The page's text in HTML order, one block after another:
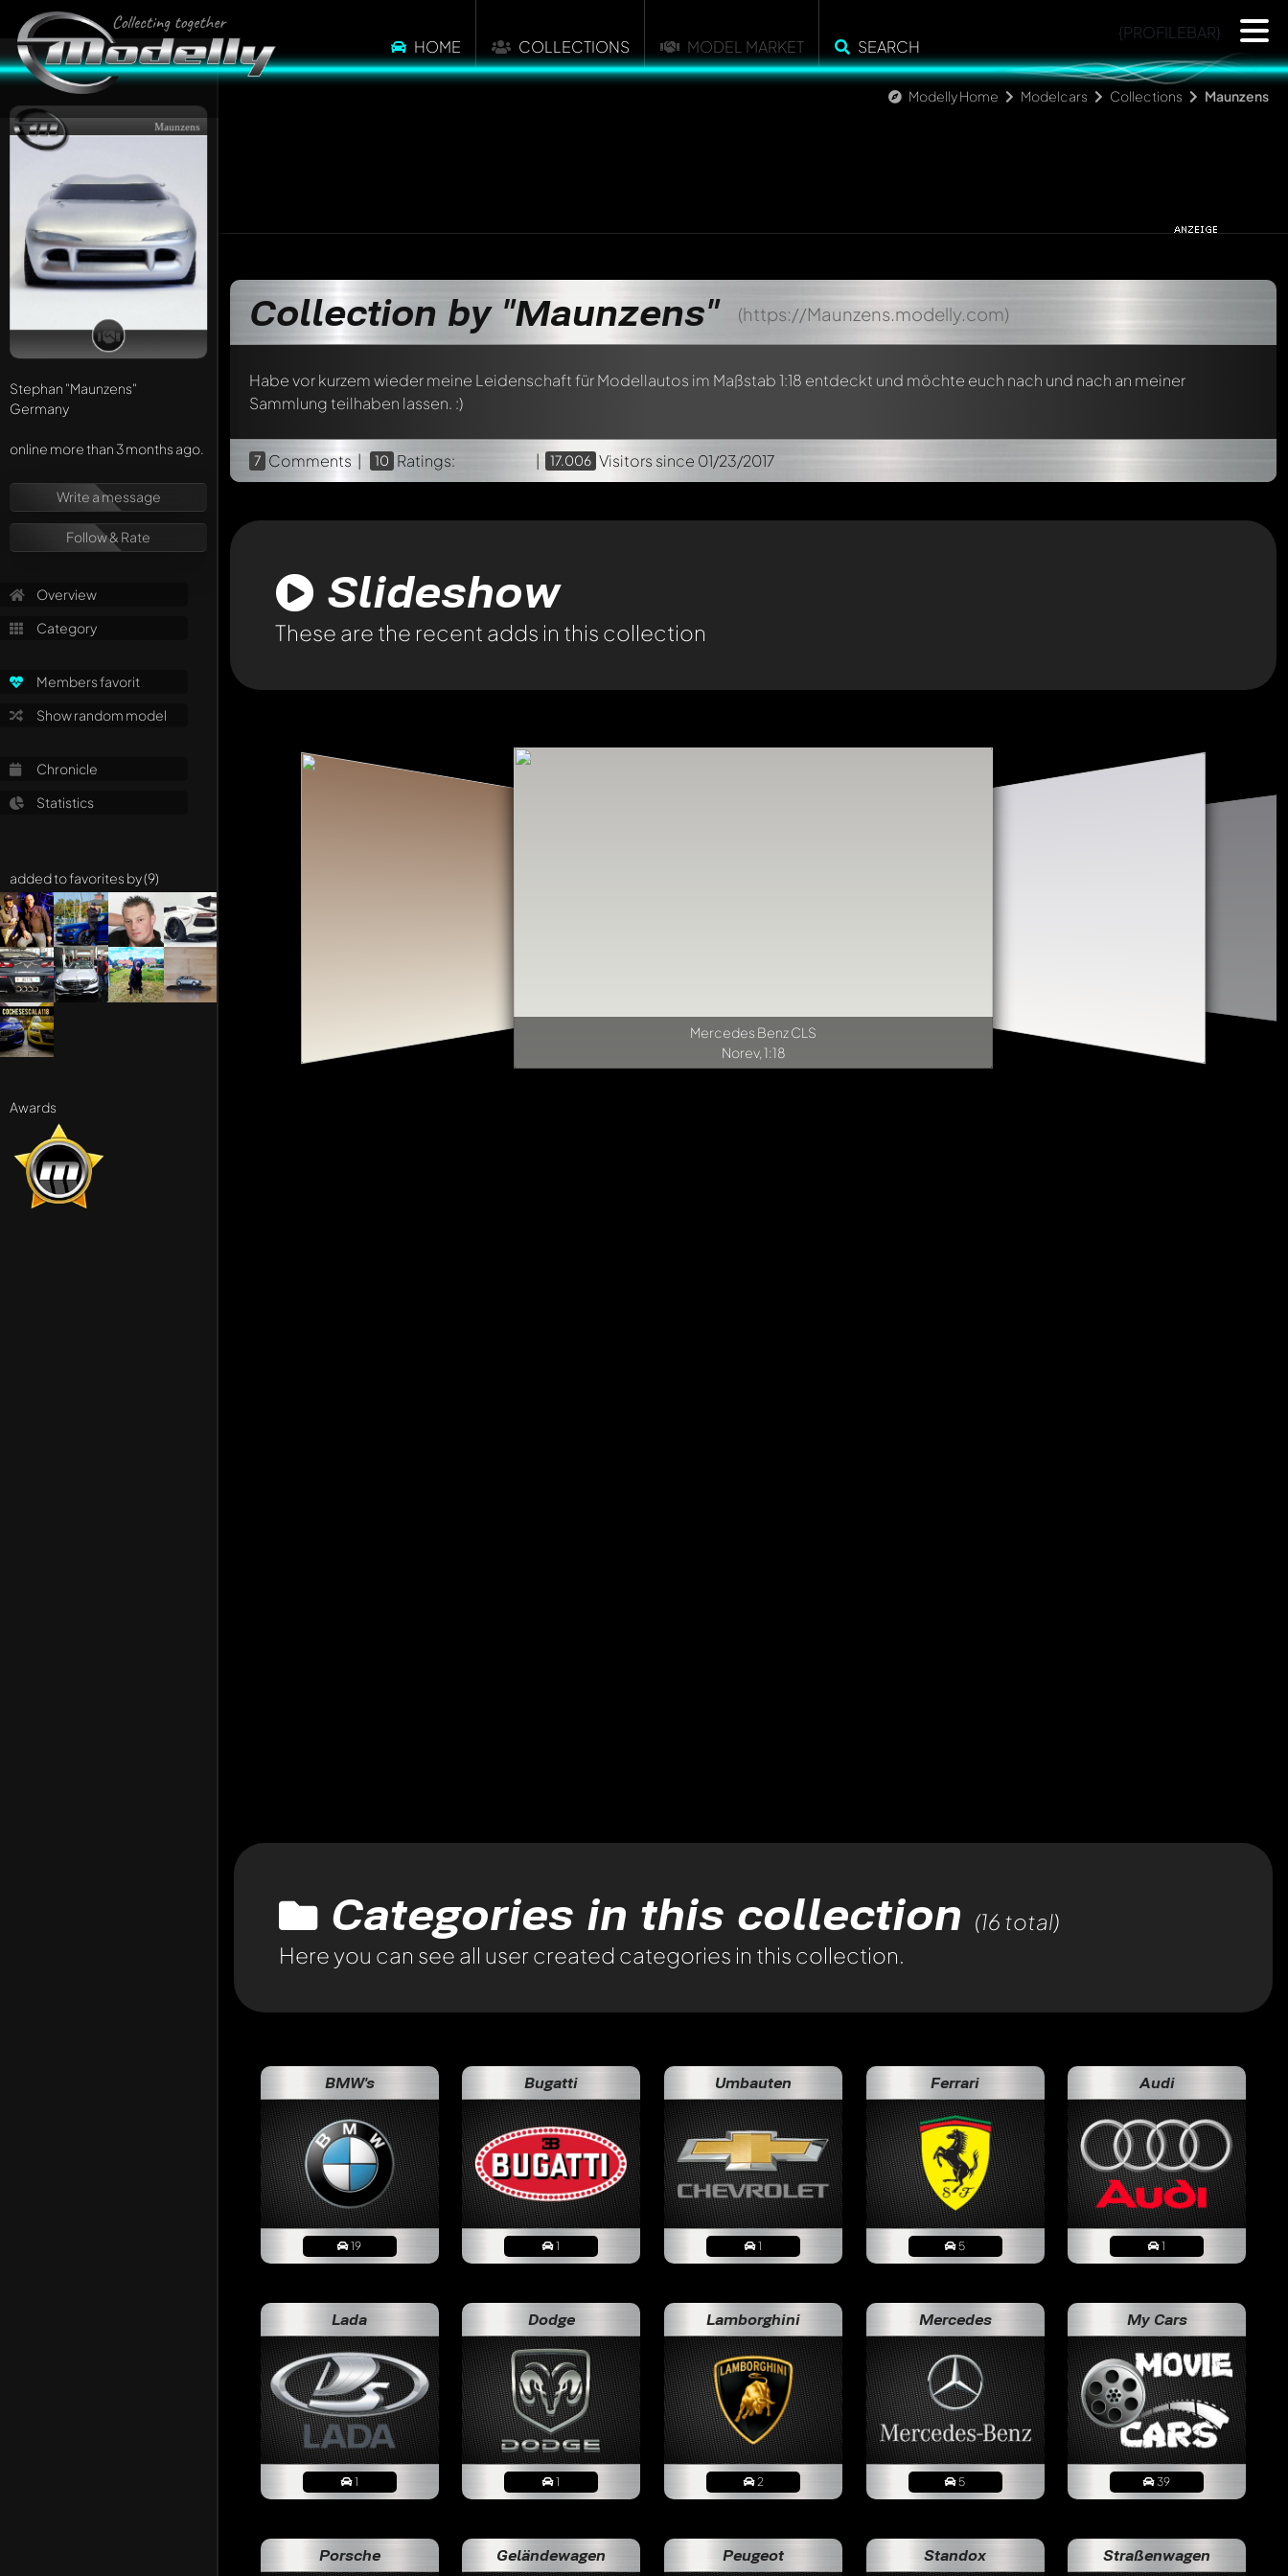
HOME COLLECTIONS MODEL MARKET SEARCH
{PROFILEBAR}
Modelly Home Modelcars Collections Maunzens
Maunzens
Stephan "Maunzens"
Germany
online more than 3 months ago.
Write a message
Follow & Rate
Overview
Category
Members favorit
Show random model
Chronicle
Statistics
added to favorites by (9)
Awards
Collection by "Maunzens" (https://Maunzens.modelly.com)
Habe vor kurzem wieder meine Leidenschaft für Modellautos im Maßstab 1:18 entdeckt und möchte euch nach und nach an meiner
Sammlung teilhaben lassen. :)
7 Comments | 10 Ratings: | 17.006 Visitors since 01/23/2017
Slideshow
These are the recent adds in this collection
Mercedes Benz CLS
Norev, 1:18
Categories in this collection (16 total)
Here you can see all user created categories in this collection.
BMW's
19
Bugatti
1
Umbauten
1
Ferrari
5
Audi
1
Lada
1
Dodge
1
Lamborghini
2
Mercedes
5
My Cars
39
Porsche Geländewagen Peugeot Standox Straßenwagen
Maunzens about a year ago